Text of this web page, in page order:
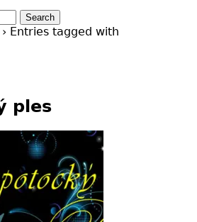
› Entries tagged with
ples